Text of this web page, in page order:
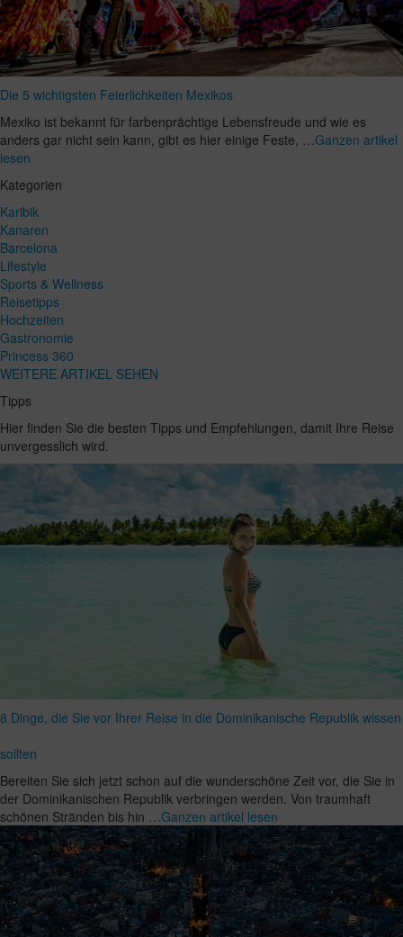
Die 5 wichtigsten Feierlichkeiten Mexikos
Mexiko ist bekannt für farbenprächtige Lebensfreude und wie es
anders gar nicht sein kann, gibt es hier einige Feste, …Ganzen artikel
lesen
Kategorien
Karibik
Kanaren
Barcelona
Lifestyle
Sports & Wellness
Reisetipps
Hochzeiten
Gastronomie
Princess 360
WEITERE ARTIKEL SEHEN
Tipps
Hier finden Sie die besten Tipps und Empfehlungen, damit Ihre Reise
unvergesslich wird.
8 Dinge, die Sie vor Ihrer Reise in die Dominikanische Republik wissen
sollten
Bereiten Sie sich jetzt schon auf die wunderschöne Zeit vor, die Sie in
der Dominikanischen Republik verbringen werden. Von traumhaft
schönen Stränden bis hin …Ganzen artikel lesen